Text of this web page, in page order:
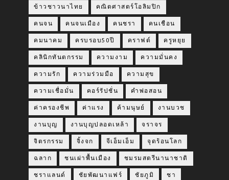
ข้าวชาวนาไทย คณิตศาสตร์โอลิมปิก
คนจน คนจนเมือง คนชรา คนเชือน
คมนาคม ครบรอบ50ปี คราฟต์ ครูหยุย
คลินิกทันตกรรม ความงาม ความมั่นคง
ความรัก ความร่วมมือ ความสุข
ความเชื่อมั่น คอร์รัปชั่น คำพ่อสอน
ค่าครองชีพ ค่าแรง ค้ามนุษย์ งานบวช
งานบุญ งานบุญปลอดเหล้า จราจร
จิตรกรรม จิ้งจก จีเอ็มเอ็ม จุดร้อนโลก
ฉลาก ชนเผ่าพื้นเมือง ชมรมสตรีนานาชาติ
ชราแลนด์ ชัยพัฒนาแฟร์ ชัยภูมิ ชา